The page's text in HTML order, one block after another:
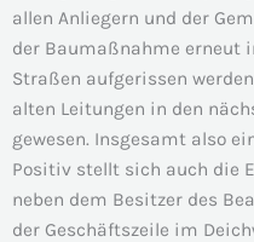
allen Anliegern und der
der Baumaßnahme erneut
Straßen aufgerissen
alten Leitungen in den
gewesen. Insgesamt also
Positiv stellt sich auch die
neben dem Besitzer des
der Geschäftszeile im